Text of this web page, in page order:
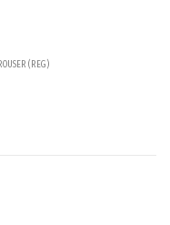
(REG)